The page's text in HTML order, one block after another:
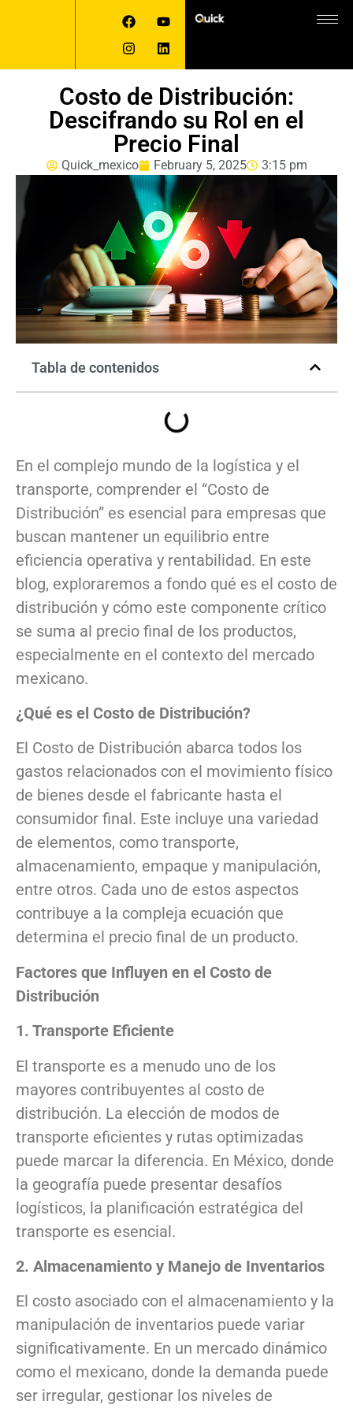
Costo de Distribución:
Descifrando su Rol en el
Precio Final
Quick_mexico February 5, 2025 3:15 pm
Tabla de contenidos
En el complejo mundo de la logística y el
transporte, comprender el “Costo de
Distribución” es esencial para empresas que
buscan mantener un equilibrio entre
eficiencia operativa y rentabilidad. En este
blog, exploraremos a fondo qué es el costo de
distribución y cómo este componente crítico
se suma al precio final de los productos,
especialmente en el contexto del mercado
mexicano.
¿Qué es el Costo de Distribución?
El Costo de Distribución abarca todos los
gastos relacionados con el movimiento físico
de bienes desde el fabricante hasta el
consumidor final. Este incluye una variedad
de elementos, como transporte,
almacenamiento, empaque y manipulación,
entre otros. Cada uno de estos aspectos
contribuye a la compleja ecuación que
determina el precio final de un producto.
Factores que Influyen en el Costo de
Distribución
1. Transporte Eficiente
El transporte es a menudo uno de los
mayores contribuyentes al costo de
distribución. La elección de modos de
transporte eficientes y rutas optimizadas
puede marcar la diferencia. En México, donde
la geografía puede presentar desafíos
logísticos, la planificación estratégica del
transporte es esencial.
2. Almacenamiento y Manejo de Inventarios
El costo asociado con el almacenamiento y la
manipulación de inventarios puede variar
significativamente. En un mercado dinámico
como el mexicano, donde la demanda puede
ser irregular, gestionar los niveles de